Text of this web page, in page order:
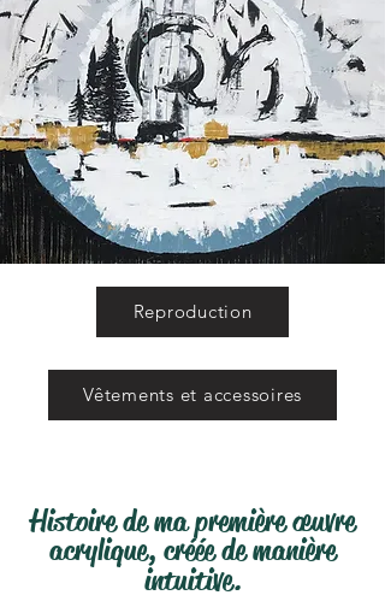
Reproduction
Vêtements et accessoires
Histoire de ma première œuvre
acrylique, créée de manière
intuitive.